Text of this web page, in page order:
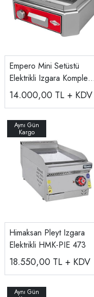
Empero Mini Setüstü
Elektrikli Izgara Komple
Oluklu Pleyt, EMP.SIE.011
14.000,00 TL + KDV
Himaksan Pleyt Izgara
Elektrikli HMK-PIE 473
18.550,00 TL + KDV